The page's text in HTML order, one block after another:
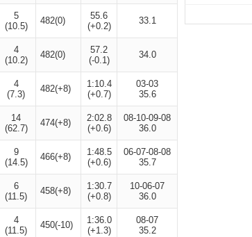
5
(10.5)
482(0)
55.6
(+0.2)
33.1
4
(10.2)
482(0)
57.2
(-0.1)
34.0
4
(7.3)
482(+8)
1:10.4
(+0.7)
03-03
35.6
14
(62.7)
474(+8)
2:02.8
(+0.6)
08-10-09-08
36.0
9
(14.5)
466(+8)
1:48.5
(+0.6)
06-07-08-08
35.7
6
(11.5)
458(+8)
1:30.7
(+0.8)
10-06-07
36.0
4
(11.5)
450(-10)
1:36.0
(+1.3)
08-07
35.2